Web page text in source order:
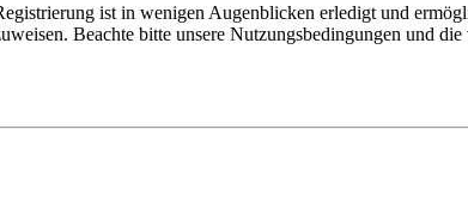
ist in wenigen Augenblicken erledigt und
Beachte bitte unsere Nutzungsbedingungen und